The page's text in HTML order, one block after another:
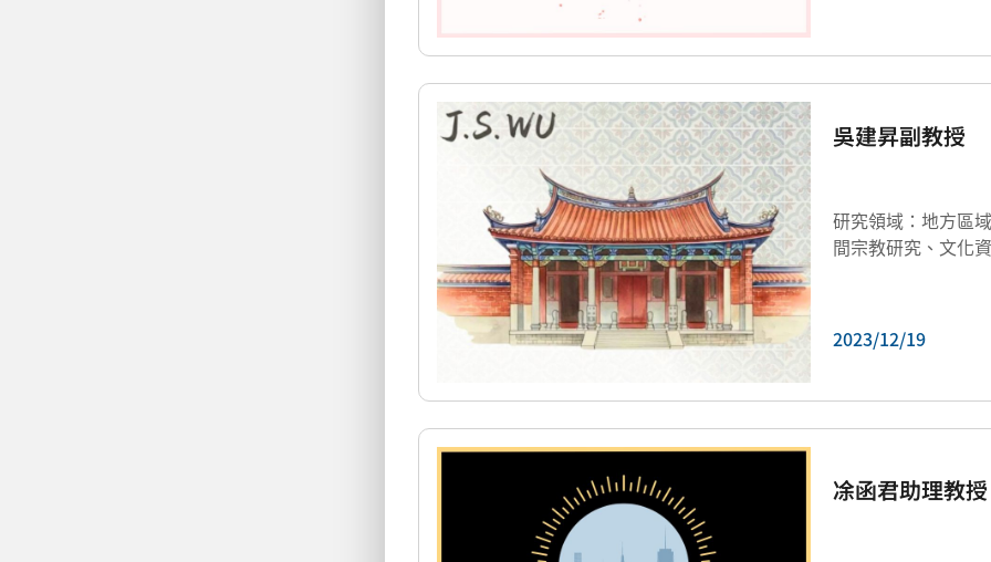
吳建昇副教授
研究領域：地方區
2023/12/19
凃函君助理教授